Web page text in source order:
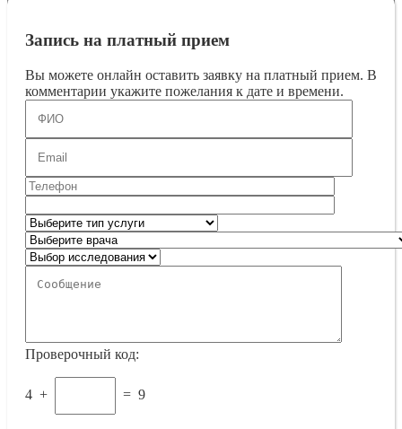
Запись на платный прием
Вы можете онлайн оставить заявку на платный прием. В
комментарии укажите пожелания к дате и времени.
Проверочный код:
4 + = 9